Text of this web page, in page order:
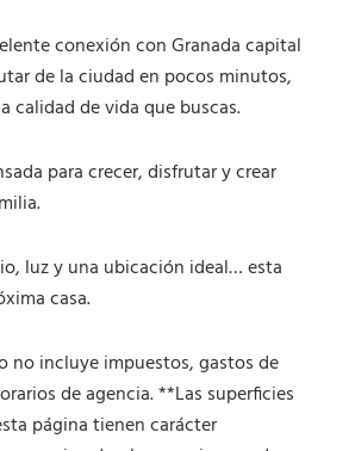
conexión con Granada capital
de la ciudad en pocos minutos,
calidad de vida que buscas.
para crecer, disfrutar y crear
luz y una ubicación ideal… esta
casa.
no incluye impuestos, gastos de
de agencia. **Las superficies
página tienen carácter